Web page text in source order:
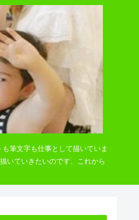
筆文字も仕事として描いていま
いていきたいのです、これから